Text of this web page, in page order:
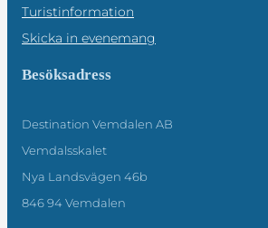
Turistinformation
Skicka in evenemang
Besöksadress
Destination Vemdalen AB
Vemdalsskalet
Nya Landsvägen 46b
846 94 Vemdalen